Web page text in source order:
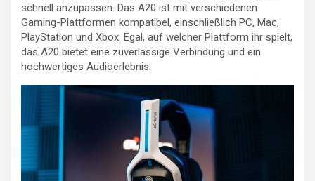
schnell anzupassen. Das A20 ist mit verschiedenen
Gaming-Plattformen kompatibel, einschließlich PC, Mac,
PlayStation und Xbox. Egal, auf welcher Plattform ihr spielt,
das A20 bietet eine zuverlässige Verbindung und ein
hochwertiges Audioerlebnis.